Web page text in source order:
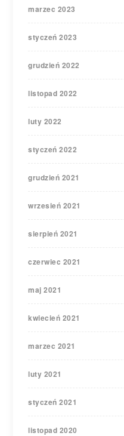
marzec 2023
styczeń 2023
grudzień 2022
listopad 2022
luty 2022
styczeń 2022
grudzień 2021
wrzesień 2021
sierpień 2021
czerwiec 2021
maj 2021
kwiecień 2021
marzec 2021
luty 2021
styczeń 2021
listopad 2020